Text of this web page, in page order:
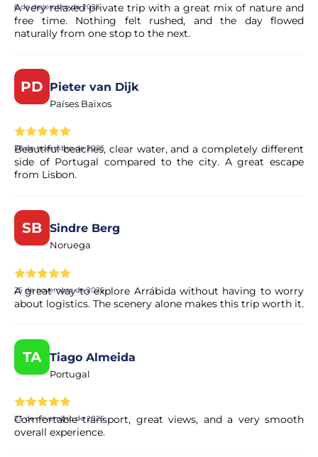
6 de dezembro de 2025
A very relaxed private trip with a great mix of nature and
free time. Nothing felt rushed, and the day flowed
naturally from one stop to the next.
PD Pieter van Dijk
Países Baixos
28 de novembro de 2025
Beautiful beaches, clear water, and a completely different
side of Portugal compared to the city. A great escape
from Lisbon.
SB Sindre Berg
Noruega
25 de novembro de 2025
A great way to explore Arrábida without having to worry
about logistics. The scenery alone makes this trip worth it.
TA Tiago Almeida
Portugal
23 de novembro de 2025
Comfortable transport, great views, and a very smooth
overall experience.